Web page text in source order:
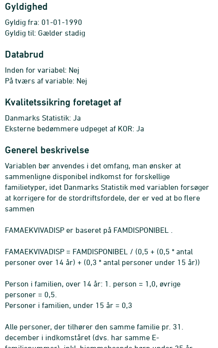
Gyldighed
Gyldig fra: 01-01-1990
Gyldig til: Gælder stadig
Databrud
Inden for variabel: Nej
På tværs af variable: Nej
Kvalitetssikring foretaget af
Danmarks Statistik: Ja
Eksterne bedømmere udpeget af KOR: Ja
Generel beskrivelse
Variablen bør anvendes i det omfang, man ønsker at
sammenligne disponibel indkomst for forskellige
familietyper, idet Danmarks Statistik med variablen forsøger
at korrigere for de stordriftsfordele, der er ved at bo flere
sammen
FAMAEKVIVADISP er baseret på FAMDISPONIBEL .
FAMAEKVIVADISP = FAMDISPONIBEL / (0,5 + (0,5 * antal
personer over 14 år) + (0,3 * antal personer under 15 år))
Person i familien, over 14 år: 1. person = 1,0, øvrige
personer = 0,5.
Personer i familien, under 15 år = 0,3
Alle personer, der tilhører den samme familie pr. 31.
december i indkomståret (dvs. har samme E-